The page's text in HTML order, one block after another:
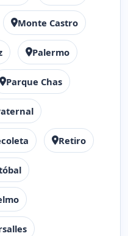
Monte Castro
Palermo
Parque Chas
Retiro